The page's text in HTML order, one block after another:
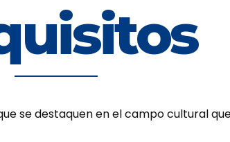
se destaquen en el campo cultural